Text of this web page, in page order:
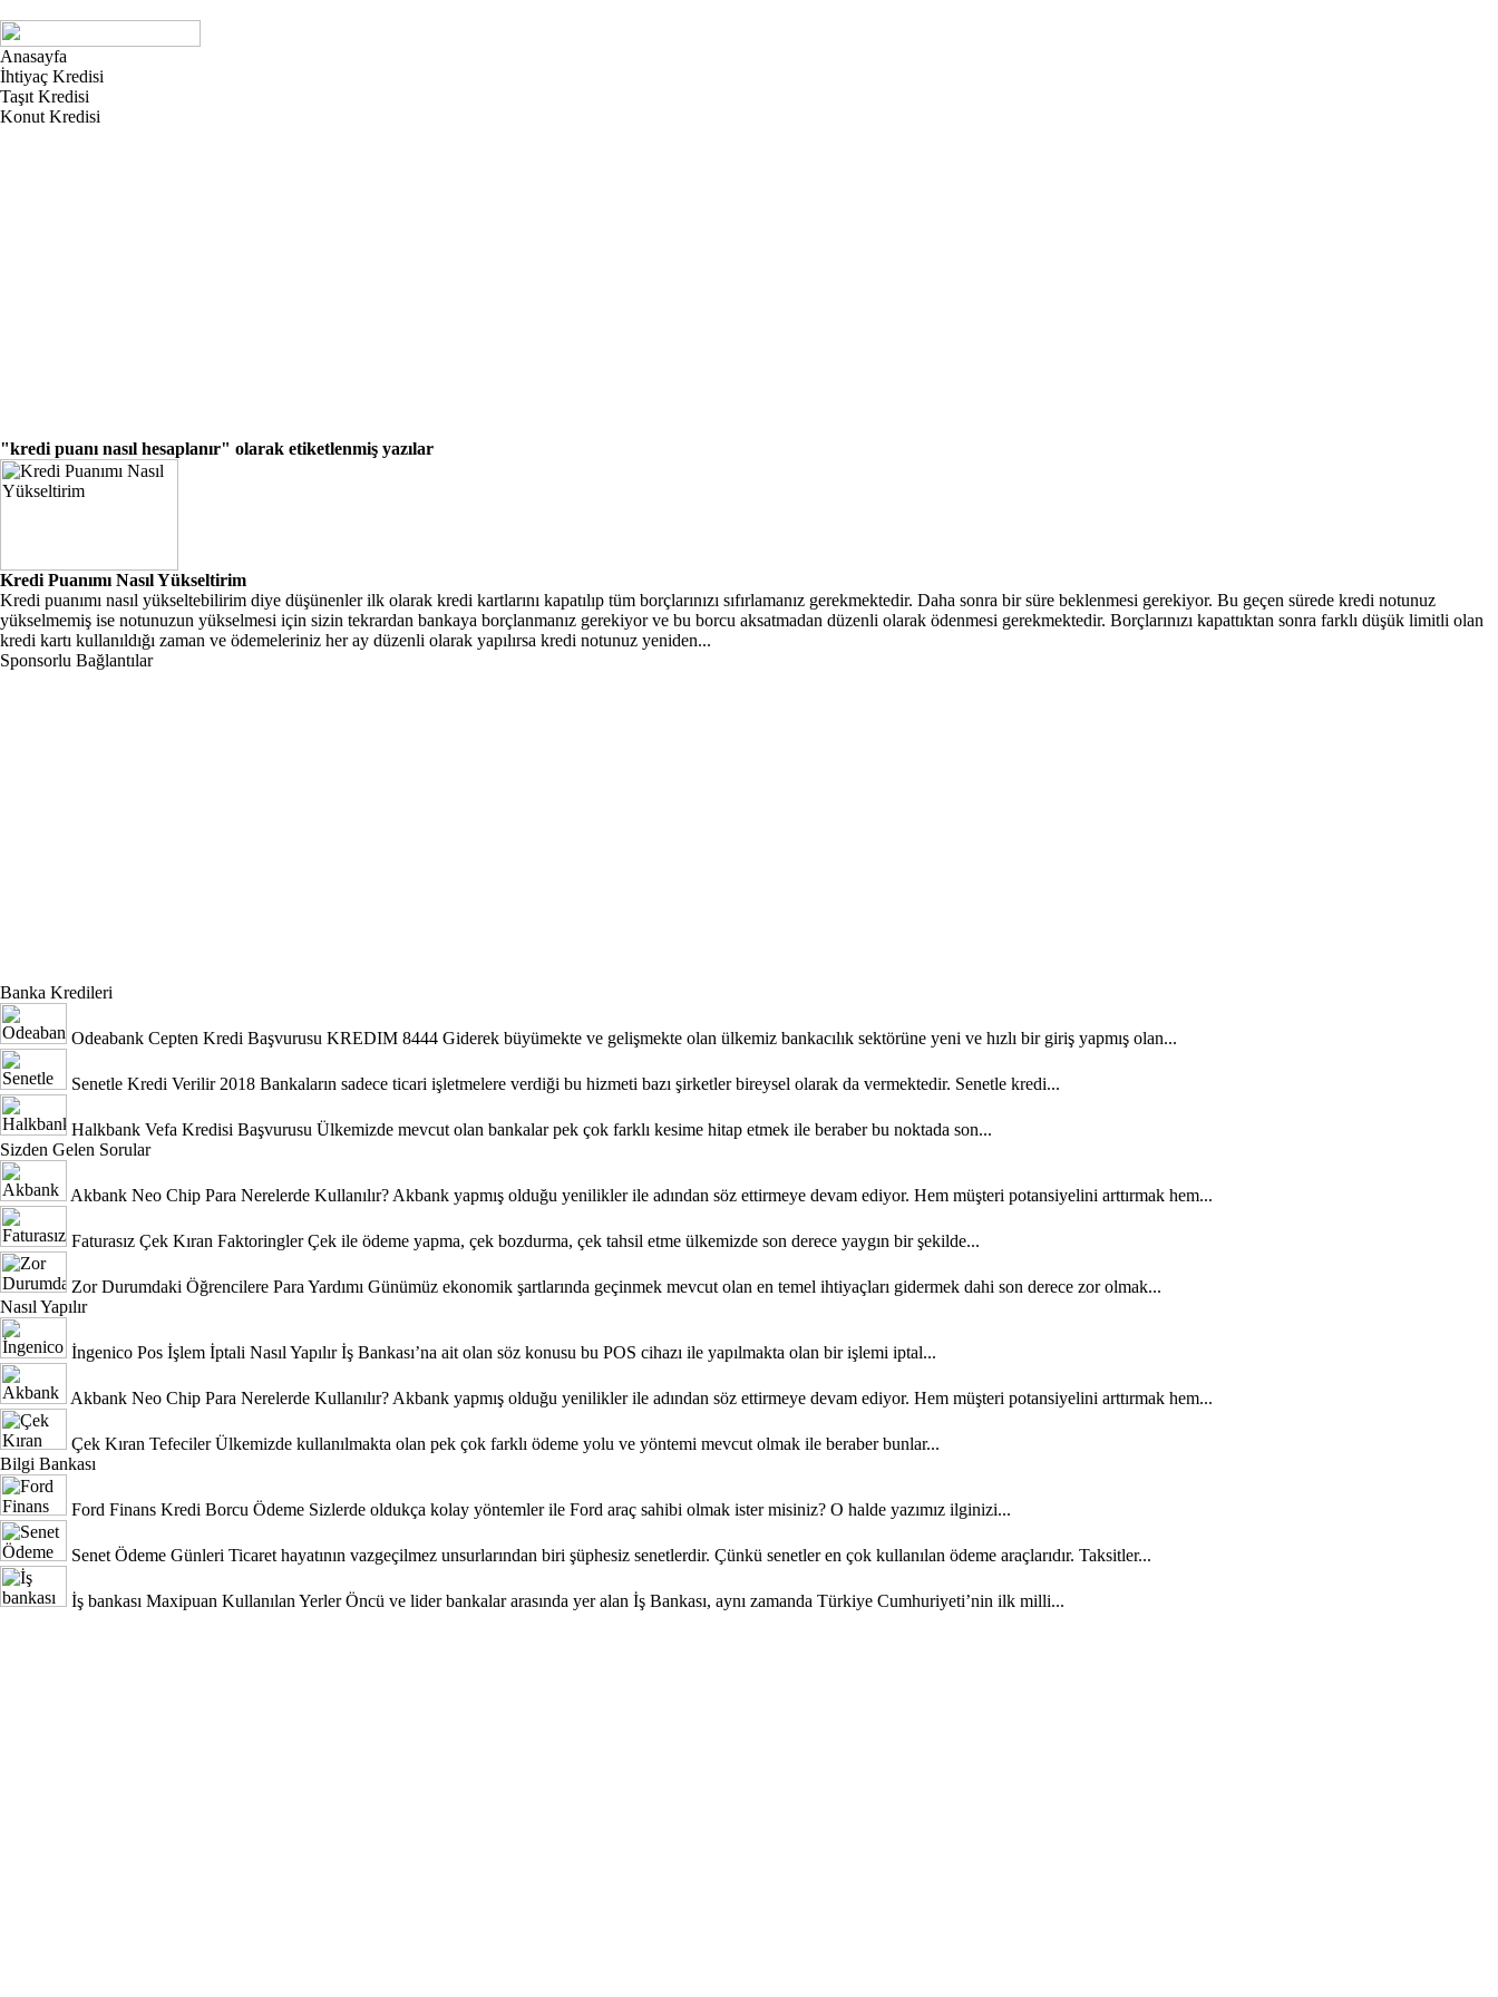
Anasayfa
İhtiyaç Kredisi
Taşıt Kredisi
Konut Kredisi
"kredi puanı nasıl hesaplanır" olarak etiketlenmiş yazılar
Kredi Puanımı Nasıl Yükseltirim
Kredi puanımı nasıl yükseltebilirim diye düşünenler ilk olarak kredi kartlarını kapatılıp tüm borçlarınızı sıfırlamanız gerekmektedir. Daha sonra bir süre beklenmesi gerekiyor. Bu geçen sürede kredi notunuz
yükselmemiş ise notunuzun yükselmesi için sizin tekrardan bankaya borçlanmanız gerekiyor ve bu borcu aksatmadan düzenli olarak ödenmesi gerekmektedir. Borçlarınızı kapattıktan sonra farklı düşük limitli olan
kredi kartı kullanıldığı zaman ve ödemeleriniz her ay düzenli olarak yapılırsa kredi notunuz yeniden...
Sponsorlu Bağlantılar
Banka Kredileri
Odeabank Cepten Kredi Başvurusu KREDIM 8444 Giderek büyümekte ve gelişmekte olan ülkemiz bankacılık sektörüne yeni ve hızlı bir giriş yapmış olan...
Senetle Kredi Verilir 2018 Bankaların sadece ticari işletmelere verdiği bu hizmeti bazı şirketler bireysel olarak da vermektedir. Senetle kredi...
Halkbank Vefa Kredisi Başvurusu Ülkemizde mevcut olan bankalar pek çok farklı kesime hitap etmek ile beraber bu noktada son...
Sizden Gelen Sorular
Akbank Neo Chip Para Nerelerde Kullanılır? Akbank yapmış olduğu yenilikler ile adından söz ettirmeye devam ediyor. Hem müşteri potansiyelini arttırmak hem...
Faturasız Çek Kıran Faktoringler Çek ile ödeme yapma, çek bozdurma, çek tahsil etme ülkemizde son derece yaygın bir şekilde...
Zor Durumdaki Öğrencilere Para Yardımı Günümüz ekonomik şartlarında geçinmek mevcut olan en temel ihtiyaçları gidermek dahi son derece zor olmak...
Nasıl Yapılır
İngenico Pos İşlem İptali Nasıl Yapılır İş Bankası’na ait olan söz konusu bu POS cihazı ile yapılmakta olan bir işlemi iptal...
Akbank Neo Chip Para Nerelerde Kullanılır? Akbank yapmış olduğu yenilikler ile adından söz ettirmeye devam ediyor. Hem müşteri potansiyelini arttırmak hem...
Çek Kıran Tefeciler Ülkemizde kullanılmakta olan pek çok farklı ödeme yolu ve yöntemi mevcut olmak ile beraber bunlar...
Bilgi Bankası
Ford Finans Kredi Borcu Ödeme Sizlerde oldukça kolay yöntemler ile Ford araç sahibi olmak ister misiniz? O halde yazımız ilginizi...
Senet Ödeme Günleri Ticaret hayatının vazgeçilmez unsurlarından biri şüphesiz senetlerdir. Çünkü senetler en çok kullanılan ödeme araçlarıdır. Taksitler...
İş bankası Maxipuan Kullanılan Yerler Öncü ve lider bankalar arasında yer alan İş Bankası, aynı zamanda Türkiye Cumhuriyeti’nin ilk milli...